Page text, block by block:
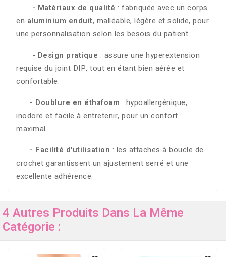
- Matériaux de qualité : fabriquée avec un corps
en aluminium enduit, malléable, légère et solide, pour
une personnalisation selon les besois du patient.
- Design pratique : assure une hyperextension
requise du joint DIP, tout en étant bien aérée et
confortable.
- Doublure en éthafoam : hypoallergénique,
inodore et facile à entretenir, pour un confort
maximal.
- Facilité d'utilisation : les attaches à boucle de
crochet garantissent un ajustement serré et une
excellente adhérence.
4 Autres Produits Dans La Même
Catégorie :